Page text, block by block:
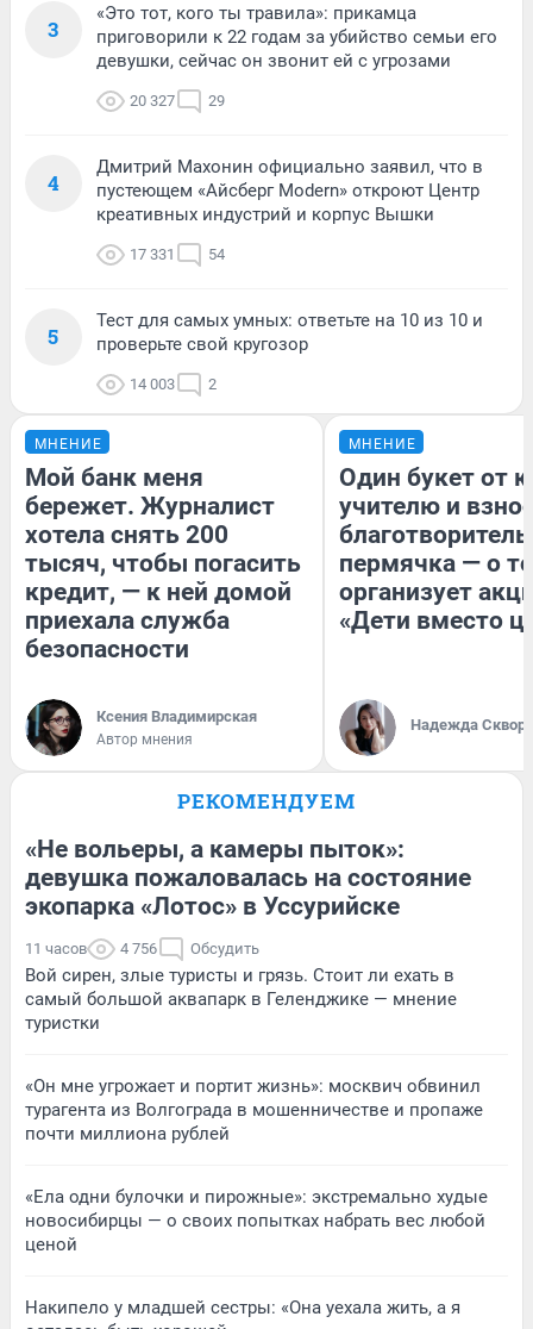
3
«Это тот, кого ты травила»: прикамца
приговорили к 22 годам за убийство семьи его
девушки, сейчас он звонит ей с угрозами
20 327 29
4
Дмитрий Махонин официально заявил, что в
пустеющем «Айсберг Modern» откроют Центр
креативных индустрий и корпус Вышки
17 331 54
5
Тест для самых умных: ответьте на 10 из 10 и
проверьте свой кругозор
14 003 2
МНЕНИЕ
Мой банк меня
бережет. Журналист
хотела снять 200
тысяч, чтобы погасить
кредит, — к ней домой
приехала служба
безопасности
Ксения Владимирская
Автор мнения
МНЕНИЕ
Один букет от
учителю и
пермячка — о
организует
«Дети вместо
Надежда
РЕКОМЕНДУЕМ
«Не вольеры, а камеры пыток»:
девушка пожаловалась на состояние
экопарка «Лотос» в Уссурийске
11 часов 4 756 Обсудить
Вой сирен, злые туристы и грязь. Стоит ли ехать в
самый большой аквапарк в Геленджике — мнение
туристки
«Он мне угрожает и портит жизнь»: москвич обвинил
турагента из Волгограда в мошенничестве и пропаже
почти миллиона рублей
«Ела одни булочки и пирожные»: экстремально худые
новосибирцы — о своих попытках набрать вес любой
ценой
Накипело у младшей сестры: «Она уехала жить, а я